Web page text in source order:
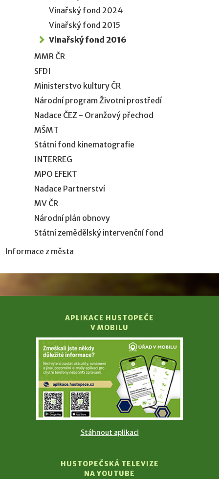
Vinařský fond 2024
Vinařský fond 2015
Vinařský fond 2016
MMR ČR
SFDI
Ministerstvo kultury ČR
Národní program Životní prostředí
Nadace ČEZ - Oranžový přechod
MŠMT
Státní fond kinematografie
INTERREG
MPO EFEKT
Nadace Partnerství
MV ČR
Národní plán obnovy
Státní zemědělský intervenční fond
Informace z města
APLIKACE HUSTOPEČE
V MOBILU
Stáhnout aplikaci
HUSTOPEČSKÁ TELEVIZE
NA YOUTUBE